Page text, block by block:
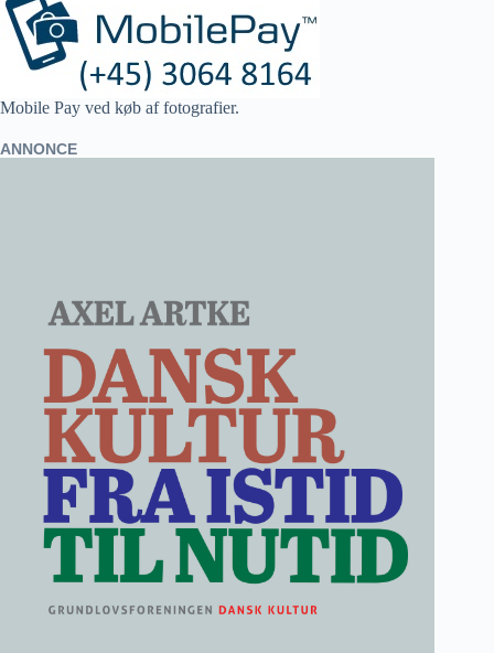
Mobile Pay ved køb af fotografier.
ANNONCE